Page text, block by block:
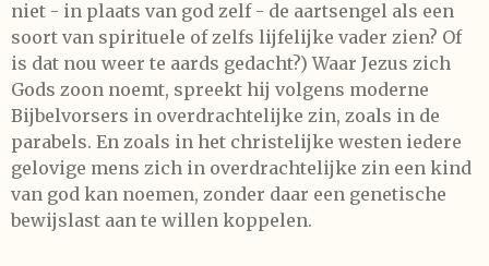
niet - in plaats van god zelf - de aartsengel als een
soort van spirituele of zelfs lijfelijke vader zien? Of
is dat nou weer te aards gedacht?) Waar Jezus zich
Gods zoon noemt, spreekt hij volgens moderne
Bijbelvorsers in overdrachtelijke zin, zoals in de
parabels. En zoals in het christelijke westen iedere
gelovige mens zich in overdrachtelijke zin een kind
van god kan noemen, zonder daar een genetische
bewijslast aan te willen koppelen.